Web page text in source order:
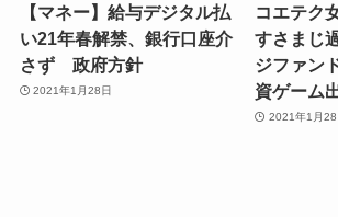
【マネー】給与デジタル払
い21年春解禁、銀行口座介
さず 政府方針
2021年1月28日
コエテク
すさまじ
ジファン
資ゲーム
2021年1月28